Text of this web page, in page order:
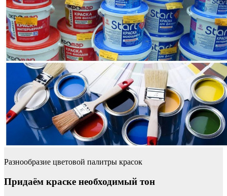
Разнообразие цветовой палитры красок
Придаём краске необходимый тон